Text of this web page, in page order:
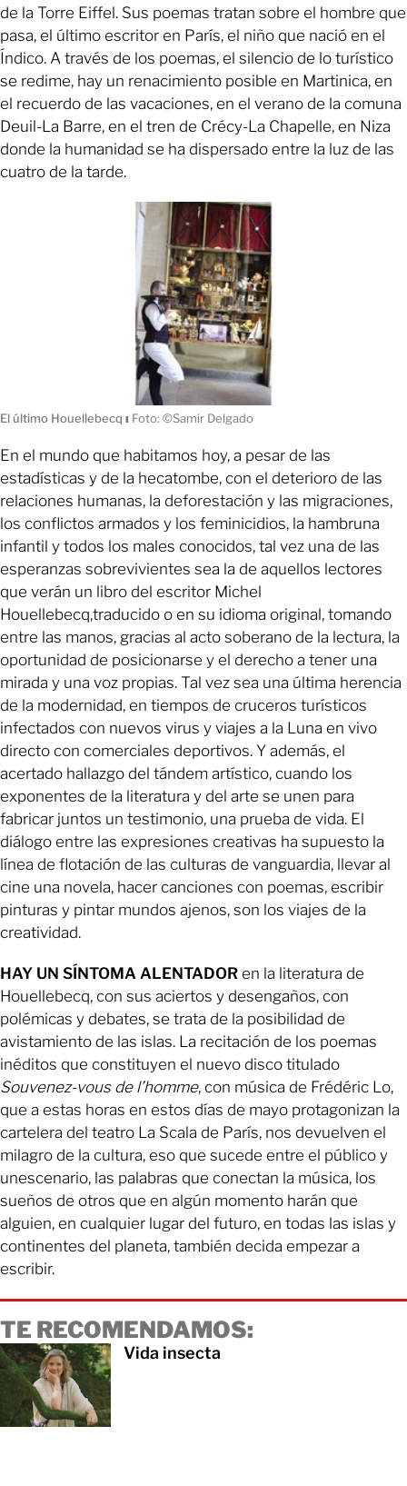
de la Torre Eiffel. Sus poemas tratan sobre el hombre que
pasa, el último escritor en París, el niño que nació en el
Índico. A través de los poemas, el silencio de lo turístico
se redime, hay un renacimiento posible en Martinica, en
el recuerdo de las vacaciones, en el verano de la comuna
Deuil-La Barre, en el tren de Crécy-La Chapelle, en Niza
donde la humanidad se ha dispersado entre la luz de las
cuatro de la tarde.
El último Houellebecq ı Foto: ©Samir Delgado
En el mundo que habitamos hoy, a pesar de las
estadísticas y de la hecatombe, con el deterioro de las
relaciones humanas, la deforestación y las migraciones,
los conflictos armados y los feminicidios, la hambruna
infantil y todos los males conocidos, tal vez una de las
esperanzas sobrevivientes sea la de aquellos lectores
que verán un libro del escritor Michel
Houellebecq,traducido o en su idioma original, tomando
entre las manos, gracias al acto soberano de la lectura, la
oportunidad de posicionarse y el derecho a tener una
mirada y una voz propias. Tal vez sea una última herencia
de la modernidad, en tiempos de cruceros turísticos
infectados con nuevos virus y viajes a la Luna en vivo
directo con comerciales deportivos. Y además, el
acertado hallazgo del tándem artístico, cuando los
exponentes de la literatura y del arte se unen para
fabricar juntos un testimonio, una prueba de vida. El
diálogo entre las expresiones creativas ha supuesto la
línea de flotación de las culturas de vanguardia, llevar al
cine una novela, hacer canciones con poemas, escribir
pinturas y pintar mundos ajenos, son los viajes de la
creatividad.
HAY UN SÍNTOMA ALENTADOR en la literatura de
Houellebecq, con sus aciertos y desengaños, con
polémicas y debates, se trata de la posibilidad de
avistamiento de las islas. La recitación de los poemas
inéditos que constituyen el nuevo disco titulado
Souvenez-vous de l’homme, con música de Frédéric Lo,
que a estas horas en estos días de mayo protagonizan la
cartelera del teatro La Scala de París, nos devuelven el
milagro de la cultura, eso que sucede entre el público y
unescenario, las palabras que conectan la música, los
sueños de otros que en algún momento harán que
alguien, en cualquier lugar del futuro, en todas las islas y
continentes del planeta, también decida empezar a
escribir.
TE RECOMENDAMOS:
Vida insecta